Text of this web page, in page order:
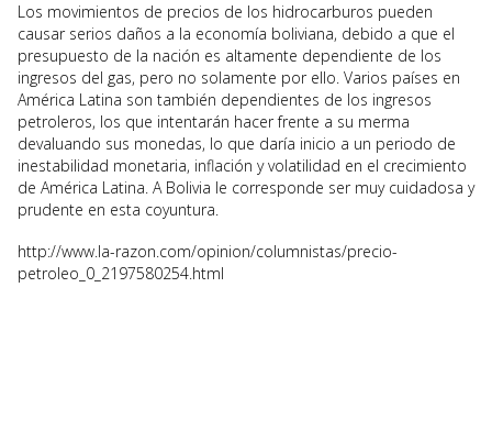
Los movimientos de precios de los hidrocarburos pueden
causar serios daños a la economía boliviana, debido a que el
presupuesto de la nación es altamente dependiente de los
ingresos del gas, pero no solamente por ello. Varios países en
América Latina son también dependientes de los ingresos
petroleros, los que intentarán hacer frente a su merma
devaluando sus monedas, lo que daría inicio a un periodo de
inestabilidad monetaria, inflación y volatilidad en el crecimiento
de América Latina. A Bolivia le corresponde ser muy cuidadosa y
prudente en esta coyuntura.
http://www.la-razon.com/opinion/columnistas/precio-
petroleo_0_2197580254.html